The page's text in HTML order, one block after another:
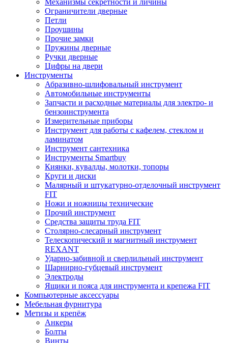
Ограничители дверные
Петли
Проушины
Прочие замки
Пружины дверные
Ручки дверные
Цифры на двери
Инструменты
Абразивно-шлифовальный инструмент
Автомобильные инструменты
Запчасти и расходные материалы для электро- и
бензоинструмента
Измерительные приборы
Инструмент для работы с кафелем, стеклом и
ламинатом
Инструмент сантехника
Инструменты Smartbuy
Киянки, кувалды, молотки, топоры
Круги и диски
Малярный и штукатурно-отделочный инструмент
FIT
Ножи и ножницы технические
Прочий инструмент
Средства защиты труда FIT
Столярно-слесарный инструмент
Телескопический и магнитный инструмент
REXANT
Ударно-забивной и сверлильный инструмент
Шарнирно-губцевый инструмент
Электроды
Ящики и пояса для инструмента и крепежа FIT
Компьютерные аксессуары
Мебельная фурнитура
Метизы и крепёж
Анкеры
Болты
Винты